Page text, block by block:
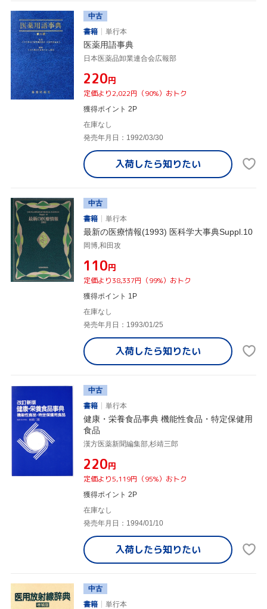
中古
書籍
単行本
医薬用語事典
日本医薬品卸業連合会広報部
¥220円
定価より2,022円（90%）おトク
獲得ポイント 2P
在庫なし
発売年月日：1992/03/30
入荷したら知りたい
中古
書籍
単行本
最新の医療情報(1993) 医科学大事典Suppl.10
岡博,和田攻
¥110円
定価より38,337円（99%）おトク
獲得ポイント 1P
在庫なし
発売年月日：1993/01/25
入荷したら知りたい
中古
書籍
単行本
健康・栄養食品事典 機能性食品・特定保健用
食品
漢方医薬新聞編集部,杉靖三郎
¥220円
定価より5,119円（95%）おトク
獲得ポイント 2P
在庫なし
発売年月日：1994/01/10
入荷したら知りたい
中古
書籍
単行本